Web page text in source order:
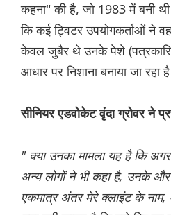
कहना" की है, जो 1983 में बनी
कि कई ट्विटर उपयोगकर्ताओं ने
केवल जुबैर थे उनके पेशे
आधार पर निशाना बनाया जा रहा
सीनियर एडवोकेट वृंदा ग्रोवर ने
" क्या उनका मामला यह है कि
अन्य लोगों ने भी कहा है, उनके
एकमात्र अंतर मेरे क्लाइंट के